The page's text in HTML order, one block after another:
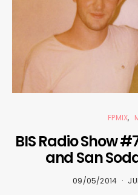
FPMIX
BIS Radio Show
and San
09/05/2014